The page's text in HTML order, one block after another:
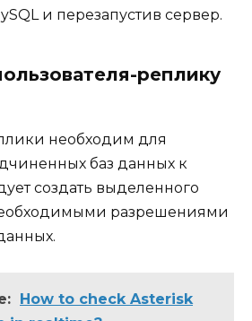
и перезапустив сервер.
реплику
необходим для
баз данных к
создать выделенного
разрешениями
How to check Asterisk